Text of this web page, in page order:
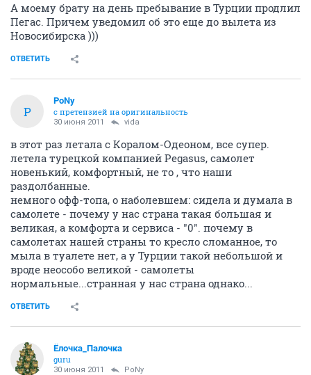
А моему брату на день пребывание в Турции продлил
Пегас. Причем уведомил об это еще до вылета из
Новосибирска )))
ОТВЕТИТЬ
P
PoNy
с претензией на оригинальность
30 июня 2011 vida
в этот раз летала с Коралом-Одеоном, все супер.
летела турецкой компанией Pegasus, самолет
новенький, комфортный, не то , что наши
раздолбанные.
немного офф-топа, о наболевшем: сидела и думала в
самолете - почему у нас страна такая большая и
великая, а комфорта и сервиса - "0". почему в
самолетах нашей страны то кресло сломанное, то
мыла в туалете нет, а у Турции такой небольшой и
вроде неособо великой - самолеты
нормальные...странная у нас страна однако...
ОТВЕТИТЬ
Ёлочка_Палочка
guru
30 июня 2011 PoNy